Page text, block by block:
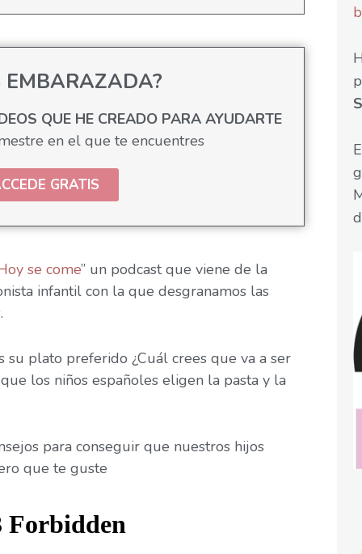
EMBARAZADA?
QUE HE CREADO PARA AYUDARTE
en el que te encuentres
GRATIS
se come” un podcast que viene de la
infantil con la que desgranamos las
su plato preferido ¿Cuál crees que va a ser
los niños españoles eligen la pasta y la
para conseguir que nuestros hijos
que te guste